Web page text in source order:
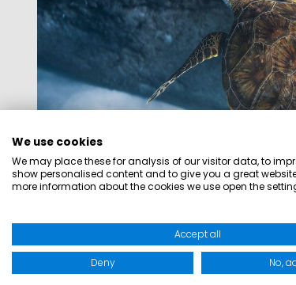
We use cookies
We may place these for analysis of our visitor data, to
show personalised content and to give you a great
more information about the cookies we use open the
Accept all
Deny No,